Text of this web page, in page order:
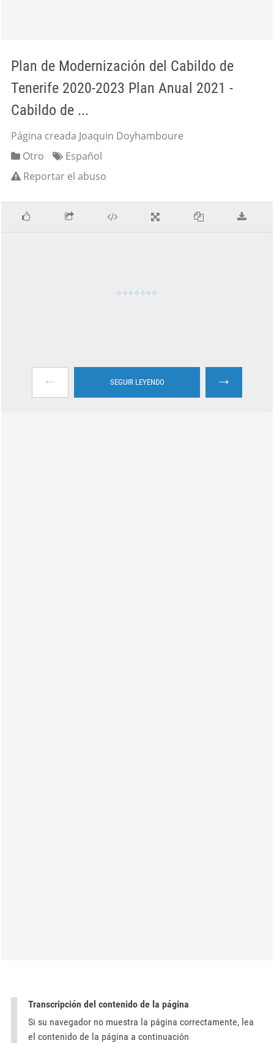
Plan de Modernización del Cabildo de
Tenerife 2020-2023 Plan Anual 2021 -
Cabildo de ...
Página creada Joaquin Doyhamboure
Otro
Español
Reportar el abuso
← SEGUIR LEYENDO →
Transcripción del contenido de la página
Si su navegador no muestra la página correctamente, lea
el contenido de la página a continuación